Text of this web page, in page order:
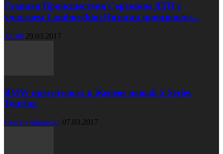
Главная Происшествия Серьезное ДТП с
участием Lamborghini Huracan произошло...
XC90 29.03.2017
BMW презентовал в Женеве новый 5-Series
Touring
Cruze универсал 07.03.2017